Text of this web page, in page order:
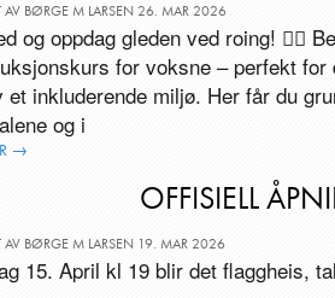
AV BØRGE M LARSEN 26. MAR 2026
og oppdag gleden ved roing! 🚣‍♂️
for voksne – perfekt
et inkluderende miljø. Her får du
og i
→
OFFISIELL
AV BØRGE M LARSEN 19. MAR 2026
15. April kl 19 blir det flaggheis,